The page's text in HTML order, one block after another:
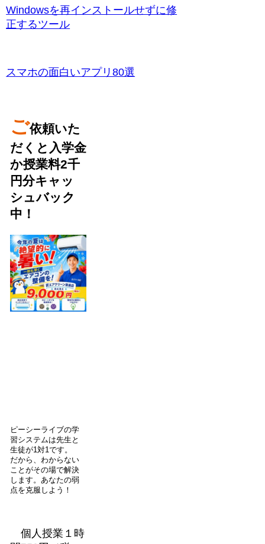
Windowsを再インストールせずに修
正するツール
スマホの面白いアプリ80選
ご依頼いた
だくと入学金
か授業料2千
円分キャッ
シュバック
中！
ピーシーライブの学
習システムは先生と
生徒が1対1です。
だから、わからない
ことがその場で解決
します。あなたの弱
点を克服しよう！
個人授業１時